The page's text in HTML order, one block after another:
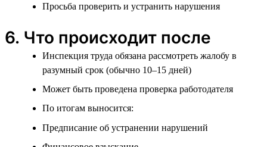
Просьба проверить и устранить нарушения
6. Что происходит после
Инспекция труда обязана рассмотреть жалобу в
разумный срок (обычно 10–15 дней)
Может быть проведена проверка работодателя
По итогам выносится:
Предписание об устранении нарушений